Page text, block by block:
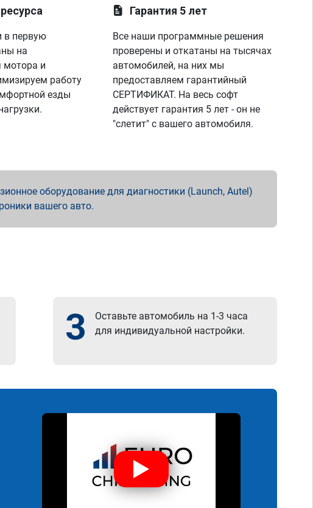
в первую
на
мотора и
работу
езды
Гарантия 5 лет
Все наши программные решения
проверены и откатаны на тысячах
автомобилей, на них мы
предоставляем гарантийный
СЕРТИФИКАТ. На весь софт
действует гарантия 5 лет - он не
"слетит" с вашего автомобиля.
оборудование для диагностики (Launch, Autel)
вашего авто.
3
Оставьте автомобиль на 1-3 часа
для индивидуальной настройки.